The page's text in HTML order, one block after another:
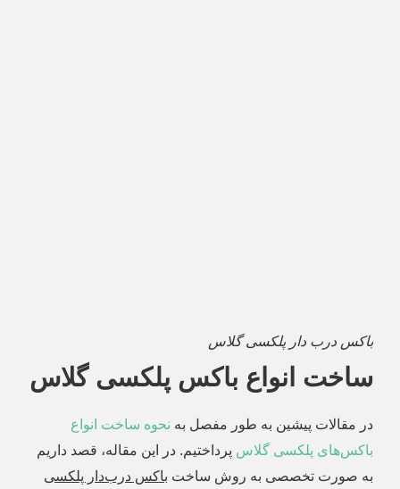
باکس درب دار پلکسی گلاس
ساخت انواع باکس پلکسی گلاس
در مقالات پیشین به طور مفصل به نحوه ساخت انواع
باکس‌های پلکسی گلاس پرداختیم. در این مقاله، قصد داریم
به صورت تخصصی به روش ساخت باکس درب‌دار پلکسی